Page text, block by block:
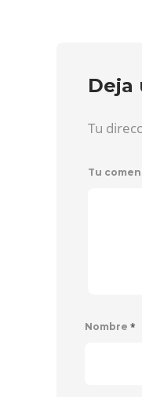
Deja
Tu
Tu
Nombre *